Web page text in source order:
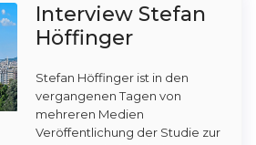
Interview Stefan
Höffinger
Stefan Höffinger ist in den
vergangenen Tagen von
mehreren Medien
Veröffentlichung der Studie zur